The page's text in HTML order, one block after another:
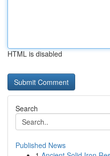
HTML is disabled
Search
Published News